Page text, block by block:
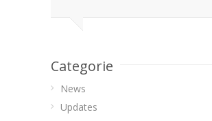
Categorie
News
Updates